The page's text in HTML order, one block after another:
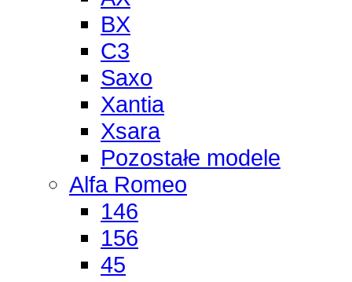
BX
C3
Saxo
Xantia
Xsara
Pozostałe modele
Alfa Romeo
146
156
45